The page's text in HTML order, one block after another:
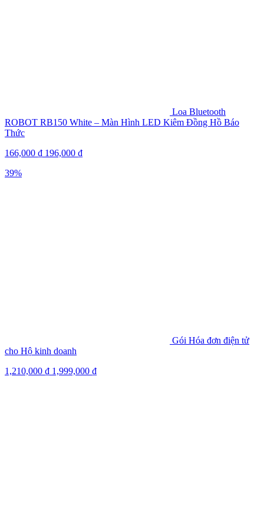
Loa Bluetooth
ROBOT RB150 White – Màn Hình LED Kiêm Đồng Hồ Báo
Thức
166,000 ₫ 196,000 ₫
39%
Gói Hóa đơn điện tử
cho Hộ kinh doanh
1,210,000 ₫ 1,999,000 ₫